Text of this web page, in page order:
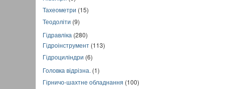
Тахеометри (15)
Теодоліти (9)
Гідравліка (280)
Гідроінструмент (113)
Гідроциліндри (6)
Головка відрізна. (1)
Гірничо-шахтне обладнання (100)